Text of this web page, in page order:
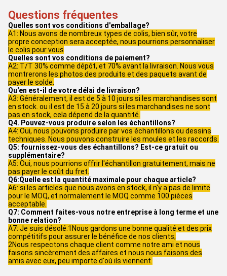
Questions fréquentes
Quelles sont vos conditions d'emballage?
A1: Nous avons de nombreux types de colis, bien sûr, votre
propre conception sera acceptée, nous pourrions personnaliser
le colis pour vous
Quelles sont vos conditions de paiement?
A2: T/T 30% comme dépôt, et 70% avant la livraison. Nous vous
montrerons les photos des produits et des paquets avant de
payer le solde.
Qu'en est-il de votre délai de livraison?
A3: Généralement, il est de 5 à 10 jours si les marchandises sont
en stock. ou il est de 15 à 20 jours si les marchandises ne sont
pas en stock, cela dépend de la quantité.
Q4. Pouvez-vous produire selon les échantillons?
A4: Oui, nous pouvons produire par vos échantillons ou dessins
techniques. Nous pouvons construire les moules et les raccords.
Q5: fournissez-vous des échantillons? Est-ce gratuit ou
supplémentaire?
A5: Oui, nous pourrions offrir l'échantillon gratuitement, mais ne
pas payer le coût du fret.
Q6:Quelle est la quantité maximale pour chaque article?
A6: si les articles que nous avons en stock, il n'y a pas de limite
pour le MOQ, et normalement le MOQ comme 100 pièces
acceptable.
Q7: Comment faites-vous notre entreprise à long terme et une
bonne relation?
A7: Je suis désolé.1Nous gardons une bonne qualité et des prix
compétitifs pour assurer le bénéfice de nos clients;
2Nous respectons chaque client comme notre ami et nous
faisons sincèrement des affaires et nous nous faisons des
amis avec eux, peu importe d'où ils viennent.